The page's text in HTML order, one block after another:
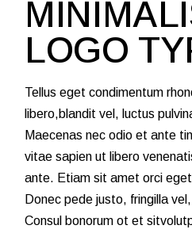
LOGO
Tellus eget condimentum
libero,blandit vel, luctus
Maecenas nec odio et ante
vitae sapien ut libero
ante. Etiam sit amet orci
Donec pede justo, fringilla
Consul bonorum ot et